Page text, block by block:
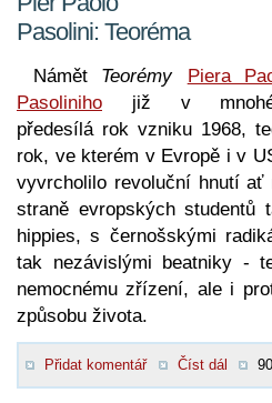
Pasolini: Teoréma
Námět Teorémy
Piera
Pasoliniho již v
předesílá rok vzniku 1968,
rok, ve kterém v Evropě i v
vyvrcholilo revoluční hnutí ať
straně evropských studentů
hippies, s černošskými
tak nezávislými beatniky -
nemocnému zřízení, ale i
způsobu života.
Přidat komentář Číst dál